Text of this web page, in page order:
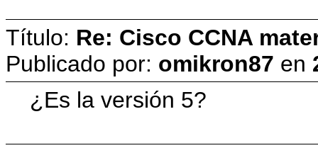
Título: Re: Cisco CCNA
Publicado por: omikron87 en
¿Es la versión 5?